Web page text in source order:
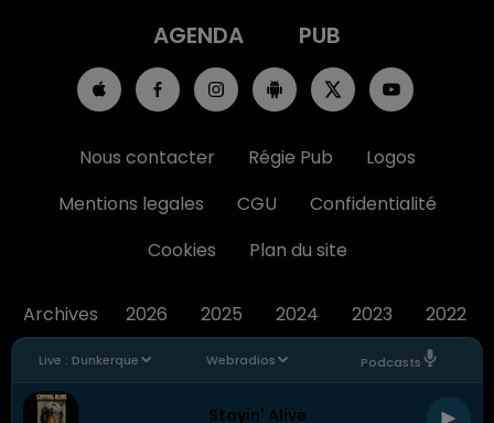
Live : Dunkerque Webradios Podcasts
Stayin' Alive
AGENDA
PUB
Nous contacter Régie Pub
Logos
Mentions legales
CGU
Confidentialité
Cookies
Plan du site
Archives 2026 2025 2024 2023 2022